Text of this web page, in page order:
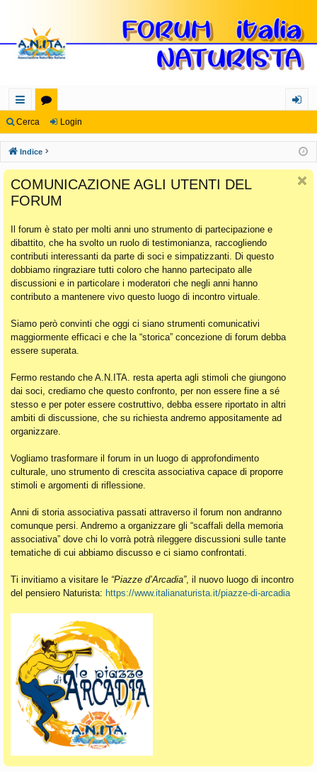
oll
eg
a
m
en
ti
Ra
pi
di
u
m
in
Cerca Login
Indice
COMUNICAZIONE AGLI UTENTI DEL
FORUM
Il forum è stato per molti anni uno strumento di partecipazione e
dibattito, che ha svolto un ruolo di testimonianza, raccogliendo
contributi interessanti da parte di soci e simpatizzanti. Di questo
dobbiamo ringraziare tutti coloro che hanno partecipato alle
discussioni e in particolare i moderatori che negli anni hanno
contributo a mantenere vivo questo luogo di incontro virtuale.
Siamo però convinti che oggi ci siano strumenti comunicativi
maggiormente efficaci e che la “storica” concezione di forum debba
essere superata.
Fermo restando che A.N.ITA. resta aperta agli stimoli che giungono
dai soci, crediamo che questo confronto, per non essere fine a sé
stesso e per poter essere costruttivo, debba essere riportato in altri
ambiti di discussione, che su richiesta andremo appositamente ad
organizzare.
Vogliamo trasformare il forum in un luogo di approfondimento
culturale, uno strumento di crescita associativa capace di proporre
stimoli e argomenti di riflessione.
Anni di storia associativa passati attraverso il forum non andranno
comunque persi. Andremo a organizzare gli “scaffali della memoria
associativa” dove chi lo vorrà potrà rileggere discussioni sulle tante
tematiche di cui abbiamo discusso e ci siamo confrontati.
Ti invitiamo a visitare le “Piazze d’Arcadia”, il nuovo luogo di incontro
del pensiero Naturista: https://www.italianaturista.it/piazze-di-arcadia